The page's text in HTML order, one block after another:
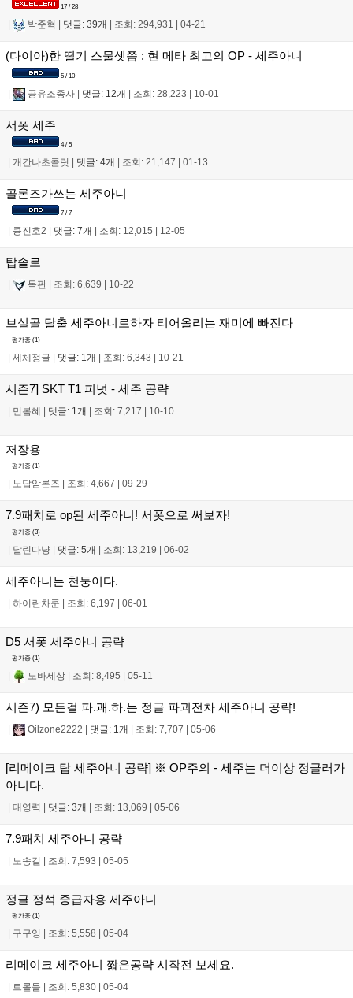
17 / 28
박준혁 댓글: 39개 조회: 294,931 04-21
(다이아)한 떨기 스물셋쯤 : 현 메타 최고의 OP - 세주아니
5 / 10
| 공유조종사 | 댓글: 12개 | 조회: 28,223 | 10-01
서폿 세주
4 / 5
개간나초콜릿 댓글: 4개 조회: 21,147 01-13
골론즈가쓰는 세주아니
7 / 7
콩진호2 댓글: 7개 조회: 12,015 12-05
탑솔로
목판 조회: 6,639 10-22
브실골 탈출 세주아니로하자 티어올리는 재미에 빠진다
평가중 (1)
| 세체정글 | 댓글: 1개 | 조회: 6,343 | 10-21
시즌7] SKT T1 피넛 - 세주 공략
| 민봄혜 | 댓글: 1개 | 조회: 7,217 | 10-10
저장용
평가중 (1)
노답암론즈 조회: 4,667 09-29
7.9패치로 op된 세주아니! 서폿으로 써보자!
평가중 (3)
| 달린다냥 | 댓글: 5개 | 조회: 13,219 | 06-02
세주아니는 천둥이다.
| 하이란차쿤 | 조회: 6,197 | 06-01
D5 서폿 세주아니 공략
평가중 (1)
노바세상 조회: 8,495 05-11
시즌7) 모든걸 파.괘.하.는 정글 파괴전차 세주아니 공략!
Oilzone2222 댓글: 1개 조회: 7,707 05-06
[리메이크 탑 세주아니 공략] ※ OP주의 - 세주는 더이상 정글러가
아니다.
대영력 댓글: 3개 조회: 13,069 05-06
7.9패치 세주아니 공략
노송길 조회: 7,593 05-05
정글 정석 중급자용 세주아니
평가중 (1)
구구잉 조회: 5,558 05-04
리메이크 세주아니 짧은공략 시작전 보세요.
트롤들 조회: 5,830 05-04